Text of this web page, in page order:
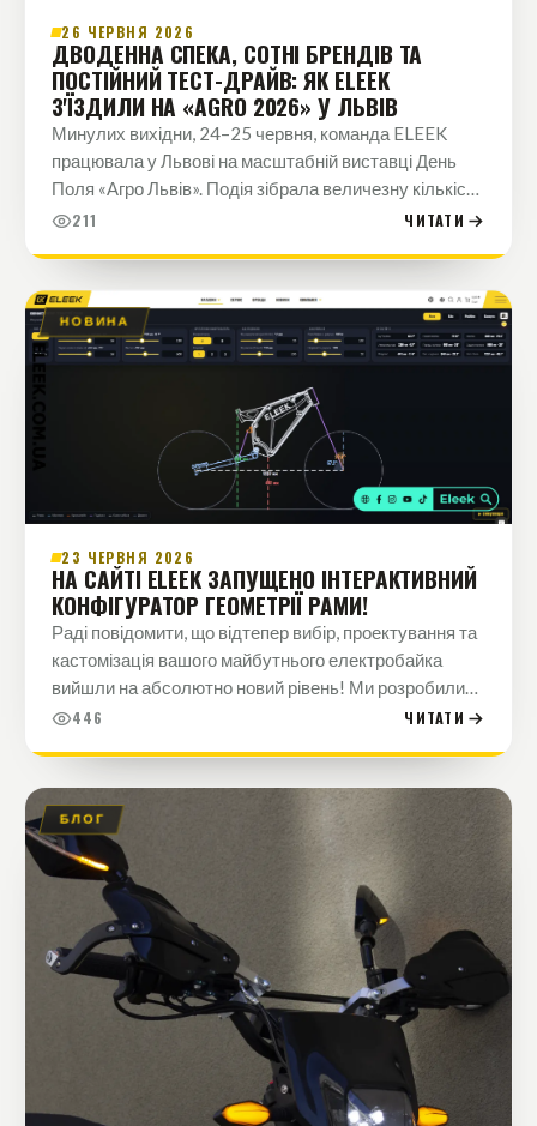
26 ЧЕРВНЯ 2026
ДВОДЕННА СПЕКА, СОТНІ БРЕНДІВ ТА
ПОСТІЙНИЙ ТЕСТ-ДРАЙВ: ЯК ELEEK
З'ЇЗДИЛИ НА «AGRO 2026» У ЛЬВІВ
Минулих вихідни, 24–25 червня, команда ELEEK
працювала у Львові на масштабній виставці День
Поля «Агро Львів». Подія зібрала величезну кількість
відомих брендів та відвідувачів, а літня погода
211 ЧИТАТИ
НОВИНА
23 ЧЕРВНЯ 2026
НА САЙТІ ELEEK ЗАПУЩЕНО ІНТЕРАКТИВНИЙ
КОНФІГУРАТОР ГЕОМЕТРІЇ РАМИ!
Раді повідомити, що відтепер вибір, проектування та
кастомізація вашого майбутнього електробайка
вийшли на абсолютно новий рівень! Ми розробили
та інтегрували в сайт унікальний технічний
446 ЧИТАТИ
БЛОГ